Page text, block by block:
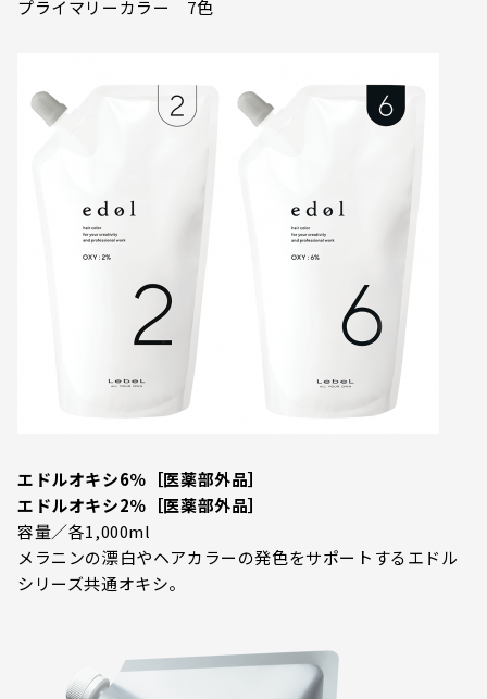
プライマリーカラー 7色
エドルオキシ6％［医薬部外品］
エドルオキシ2％［医薬部外品］
容量／各1,000ml
メラニンの漂白やヘアカラーの発色をサポートするエドル
シリーズ共通オキシ。